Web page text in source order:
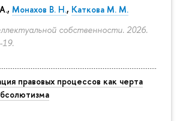
Монахов В. Н., Каткова М. М.
собственности. 2026.
правовых процессов как черта